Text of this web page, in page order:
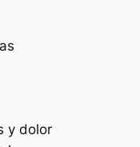
y dolor